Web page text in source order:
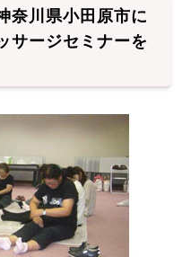
奈川県小田原市に
サージセミナーを